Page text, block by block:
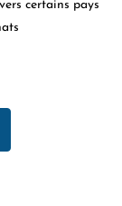
certains pays